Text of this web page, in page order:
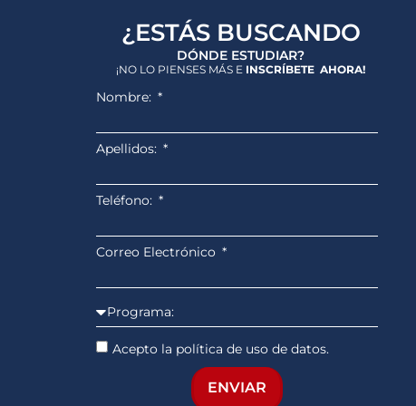
¿ESTÁS BUSCANDO
DÓNDE ESTUDIAR?
¡NO LO PIENSES MÁS E INSCRÍBETE AHORA!
Nombre:
Apellidos:
Teléfono:
Correo Electrónico
Acepto la política de uso de datos.
ENVIAR